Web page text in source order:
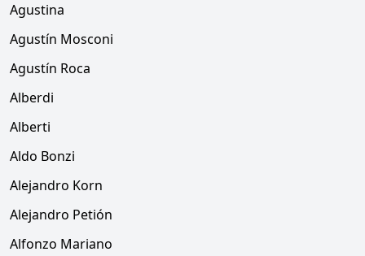
Agustina
Agustín Mosconi
Agustín Roca
Alberdi
Alberti
Aldo Bonzi
Alejandro Korn
Alejandro Petión
Alfonzo Mariano